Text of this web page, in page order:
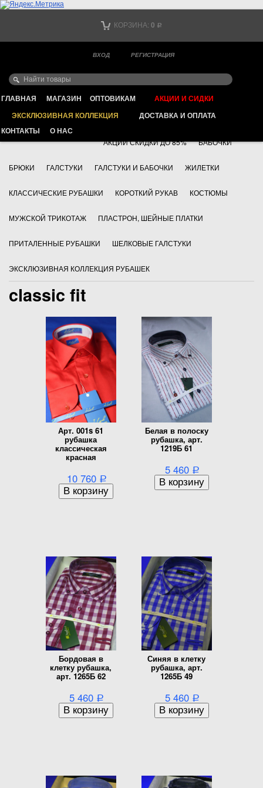
КОРЗИНА: 0 Р
ВХОД РЕГИСТРАЦИЯ
ГЛАВНАЯ МАГАЗИН ОПТОВИКАМ
АКЦИИ И СИДКИ
ЭКСКЛЮЗИВНАЯ КОЛЛЕКЦИЯ
ДОСТАВКА И ОПЛАТА
КОНТАКТЫ
О НАС
Ваш город -
ИНТЕРНЕТ МАГАЗИН КЛАССИЧЕСКОЙ МУЖСКОЙ ОДЕЖДЫ
+7 495 783 69 17 АКСЕССУАРЫ
АКЦИИ СКИДКИ ДО 85% БАБОЧКИ
БРЮКИ ГАЛСТУКИ ГАЛСТУКИ И БАБОЧКИ ЖИЛЕТКИ
КЛАССИЧЕСКИЕ РУБАШКИ КОРОТКИЙ РУКАВ КОСТЮМЫ
МУЖСКОЙ ТРИКОТАЖ ПЛАСТРОН, ШЕЙНЫЕ ПЛАТКИ
ПРИТАЛЕННЫЕ РУБАШКИ ШЕЛКОВЫЕ ГАЛСТУКИ
ЭКСКЛЮЗИВНАЯ КОЛЛЕКЦИЯ РУБАШЕК
classic fit
Арт. 001s 61
рубашка
классическая
красная
10 760 Р
Белая в полоску
рубашка, арт.
1219Б 61
5 460 Р
Бордовая в
клетку рубашка,
арт. 1265Б 62
5 460 Р
Синяя в клетку
рубашка, арт.
1265Б 49
5 460 Р